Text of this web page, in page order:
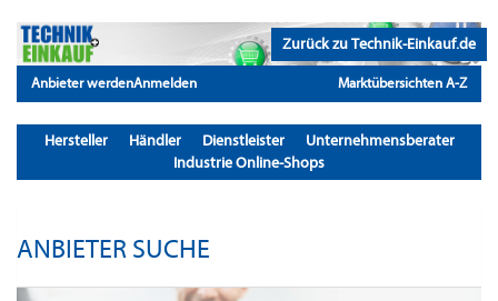
Zurück zu Technik-Einkauf.de
Anbieter werdenAnmelden Marktübersichten A-Z
Hersteller Händler Dienstleister
Unternehmensberater
Industrie Online-Shops
ANBIETER SUCHE